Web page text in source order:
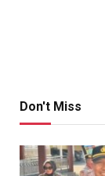
Don't Miss